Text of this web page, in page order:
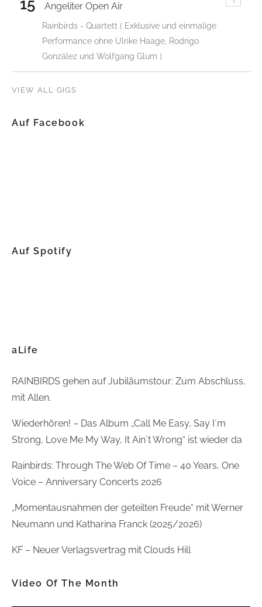
15 Angeliter Open Air
Rainbirds - Quartett ( Exklusive und einmalige
Performance ohne Ulrike Haage, Rodrigo
González und Wolfgang Glum )
VIEW ALL GIGS
Auf Facebook
Auf Spotify
aLife
RAINBIRDS gehen auf Jubiläumstour: Zum Abschluss,
mit Allen.
Wiederhören! – Das Album „Call Me Easy, Say I´m
Strong, Love Me My Way, It Ain´t Wrong“ ist wieder da
Rainbirds: Through The Web Of Time – 40 Years, One
Voice – Anniversary Concerts 2026
„Momentausnahmen der geteilten Freude“ mit Werner
Neumann und Katharina Franck (2025/2026)
KF – Neuer Verlagsvertrag mit Clouds Hill
Video Of The Month